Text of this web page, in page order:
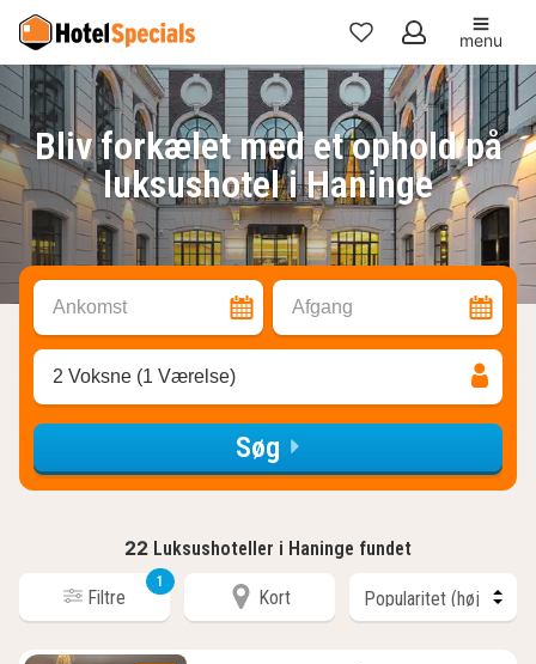
Mine
favoritter
menu
Bliv forkælet med et ophold på
luksushotel i Haninge
Ankomst Afgang
2 Voksne (1 Værelse)
Søg
22 Luksushoteller i Haninge fundet
Filtre
1
Kort